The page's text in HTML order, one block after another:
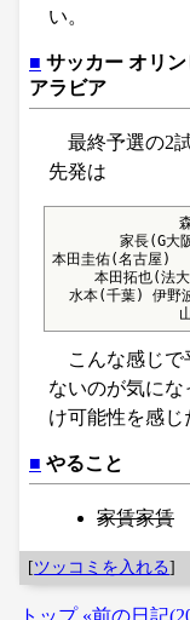
い。
■ サッカー オリ
アラビア
最終予選の2
先発は
家長(G大
本田圭佑(名古
本田拓也(法
水本(千葉) 伊野
こんな感じ
ないのが気に
け可能性を感じ
■ やること
家賃家賃
[ツッコミを入れる]
トップ «前の日記